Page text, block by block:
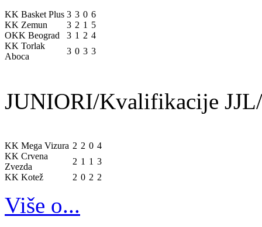
KK Basket Plus 3 3 0 6
KK Zemun
3 2 1 5
OKK Beograd
3 1 2 4
KK Torlak
Aboca
3 0 3 3
JUNIORI/Kvalifikacije
KK Mega Vizura 2 2 0 4
KK Crvena
Zvezda
2 1 1 3
KK Kotež
2 0 2 2
Više o...